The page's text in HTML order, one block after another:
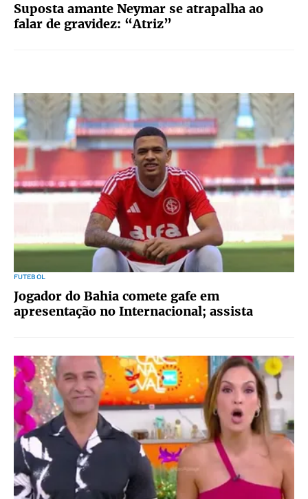
Suposta amante Neymar se atrapalha ao
falar de gravidez: “Atriz”
FUTEBOL
Jogador do Bahia comete gafe em
apresentação no Internacional; assista